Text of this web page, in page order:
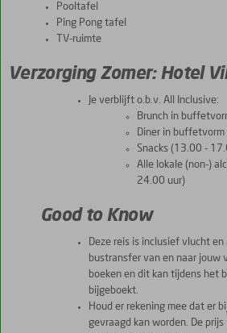
Pooltafel
Ping Pong tafel
TV-ruimte
Verzorging Zomer: Hotel
Je verblijft o.b.v. All Inclusive:
Brunch in
Diner in
Snacks (13.00 -
Alle lokale (non-)
24.00 uur)
Good to Know
Deze reis is inclusief vlucht en
bustransfer van en naar jouw
boeken en dit kan tijdens het
bijgeboekt.
Houd er rekening mee dat er
gevraagd kan worden. De